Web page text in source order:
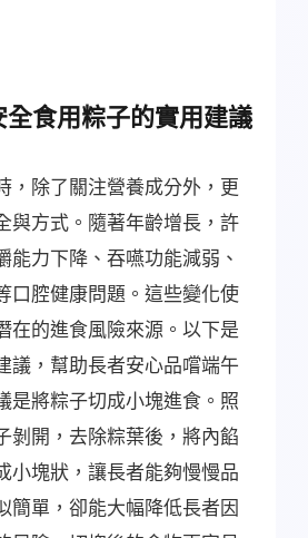
全食用粽子的實用建議
，除了關注營養成分外，更
與方式。隨著年齡增長，許
能力下降、吞嚥功能減弱、
口腔健康問題。這些變化使
在的進食風險來源。以下是
議，幫助長者安心品嚐端午
是將粽子切成小塊進食。照
剝開，去除粽葉後，將內餡
小塊狀，讓長者能夠慢慢品
簡單，卻能大幅降低長者因